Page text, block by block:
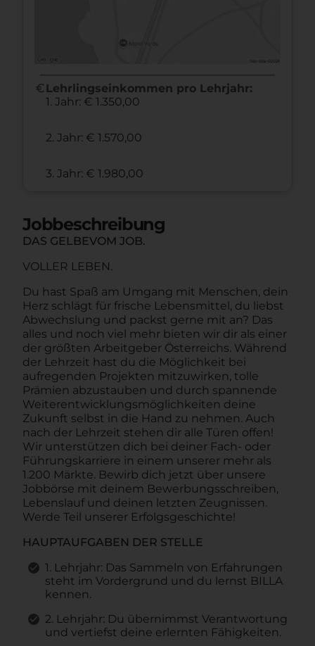
euro Lehrlingseinkommen pro Lehrjahr:
1. Jahr: € 1.350,00
2. Jahr: € 1.570,00
3. Jahr: € 1.980,00
Jobbeschreibung
DAS GELBEVOM JOB.
VOLLER LEBEN.
Du hast Spaß am Umgang mit Menschen, dein
Herz schlägt für frische Lebensmittel, du liebst
Abwechslung und packst gerne mit an? Das
alles und noch viel mehr bieten wir dir als einer
der größten Arbeitgeber Österreichs. Während
der Lehrzeit hast du die Möglichkeit bei
aufregenden Projekten mitzuwirken, tolle
Prämien abzustauben und durch spannende
Weiterentwicklungsmöglichkeiten deine
Zukunft selbst in die Hand zu nehmen. Auch
nach der Lehrzeit stehen dir alle Türen offen!
Wir unterstützen dich bei deiner Fach- oder
Führungskarriere in einem unserer mehr als
1.200 Märkte. Bewirb dich jetzt über unsere
Jobbörse mit deinem Bewerbungsschreiben,
Lebenslauf und deinen letzten Zeugnissen.
Werde Teil unserer Erfolgsgeschichte!
HAUPTAUFGABEN DER STELLE
1. Lehrjahr: Das Sammeln von Erfahrungen
steht im Vordergrund und du lernst BILLA
kennen.
2. Lehrjahr: Du übernimmst Verantwortung
und vertiefst deine erlernten Fähigkeiten.